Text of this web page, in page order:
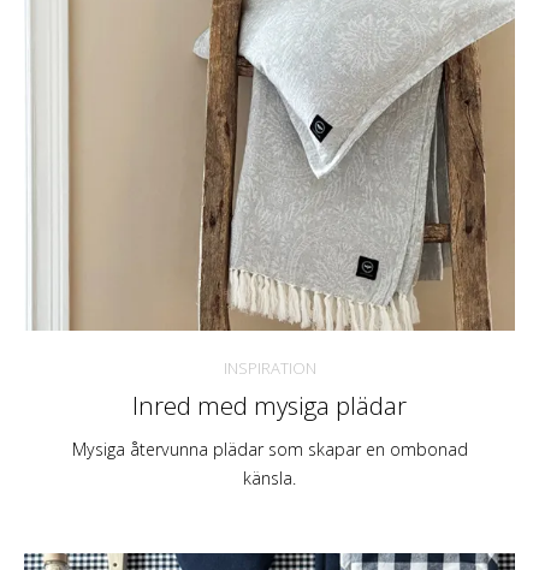
INSPIRATION
Inred med mysiga plädar
Mysiga återvunna plädar som skapar en ombonad
känsla.